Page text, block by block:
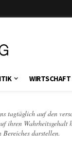
WIRTSCHAFT
tagtäglich auf den
ihren
Bereiches darstellen.